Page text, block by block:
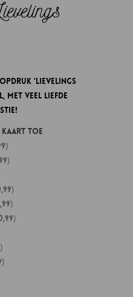
‘Lievelings
met veel liefde
kaart toe